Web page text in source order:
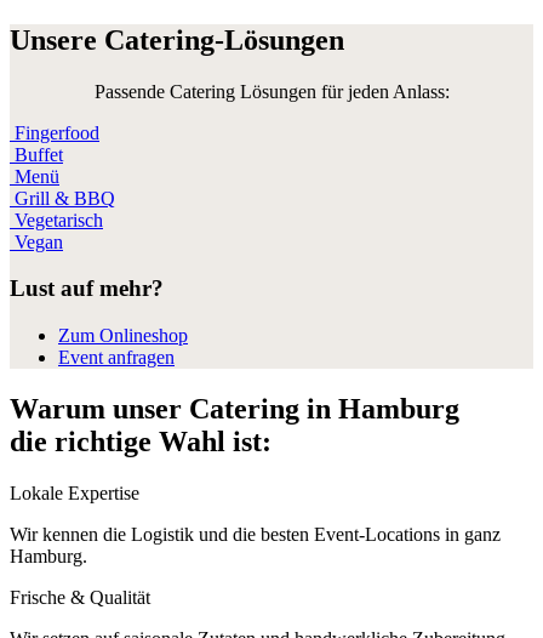
Unsere Catering-Lösungen
Passende Catering Lösungen für jeden Anlass:
Fingerfood
Buffet
Menü
Grill & BBQ
Vegetarisch
Vegan
Lust auf mehr?
Zum Onlineshop
Event anfragen
Warum unser Catering in Hamburg
die richtige Wahl ist:
Lokale Expertise
Wir kennen die Logistik und die besten Event-Locations in ganz
Hamburg.
Frische & Qualität